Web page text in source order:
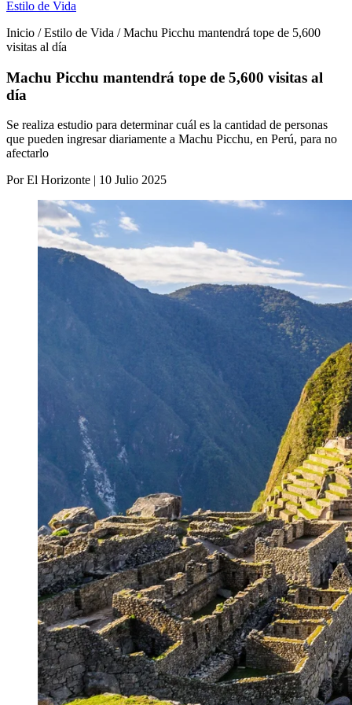
Estilo de Vida
Inicio / Estilo de Vida / Machu Picchu mantendrá tope de 5,600
visitas al día
Machu Picchu mantendrá tope de 5,600 visitas al
día
Se realiza estudio para determinar cuál es la cantidad de personas
que pueden ingresar diariamente a Machu Picchu, en Perú, para no
afectarlo
Por El Horizonte | 10 Julio 2025